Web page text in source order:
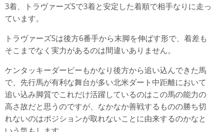
3着、トラヴァーズSで3着と安定した着順で相手なりに走っ
ています。
トラヴァーズSは後方6番手から末脚を伸ばす形で、着差も
そこまでなく実力があるのは間違いありません。
ケンタッキーダービーもかなり後方から追い込んできた馬
で、先行馬が有利な舞台が多い北米ダート中距離において
追い込み脚質でこれだけ活躍しているのはこの馬の能力の
高さ故だと思うのですが、なかなか善戦するものの勝ち切
れないのはポジションが取れないことに由来するのかなと